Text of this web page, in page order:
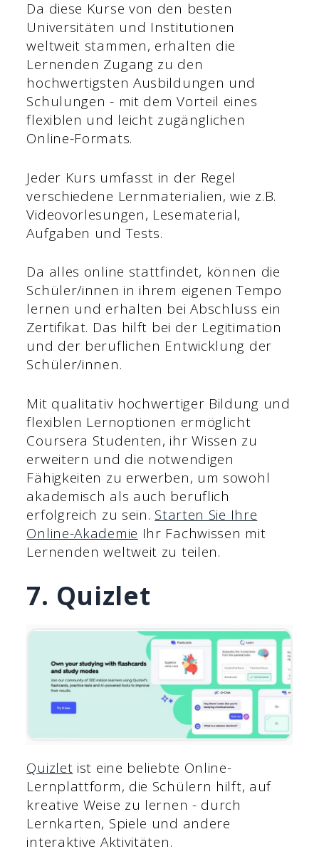
Da diese Kurse von den besten
Universitäten und Institutionen
weltweit stammen, erhalten die
Lernenden Zugang zu den
hochwertigsten Ausbildungen und
Schulungen - mit dem Vorteil eines
flexiblen und leicht zugänglichen
Online-Formats.
Jeder Kurs umfasst in der Regel
verschiedene Lernmaterialien, wie z.B.
Videovorlesungen, Lesematerial,
Aufgaben und Tests.
Da alles online stattfindet, können die
Schüler/innen in ihrem eigenen Tempo
lernen und erhalten bei Abschluss ein
Zertifikat. Das hilft bei der Legitimation
und der beruflichen Entwicklung der
Schüler/innen.
Mit qualitativ hochwertiger Bildung und
flexiblen Lernoptionen ermöglicht
Coursera Studenten, ihr Wissen zu
erweitern und die notwendigen
Fähigkeiten zu erwerben, um sowohl
akademisch als auch beruflich
erfolgreich zu sein. Starten Sie Ihre
Online-Akademie Ihr Fachwissen mit
Lernenden weltweit zu teilen.
7. Quizlet
Quizlet ist eine beliebte Online-
Lernplattform, die Schülern hilft, auf
kreative Weise zu lernen - durch
Lernkarten, Spiele und andere
interaktive Aktivitäten.